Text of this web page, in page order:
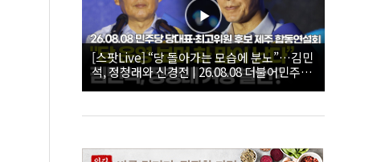
[스팟Live] “당 돌아가는 모습에 분노”…김민
석, 정청래와 신경전 | 26.08.08 더불어민주당
당대표·최고위원 후보 제주 합동연설회